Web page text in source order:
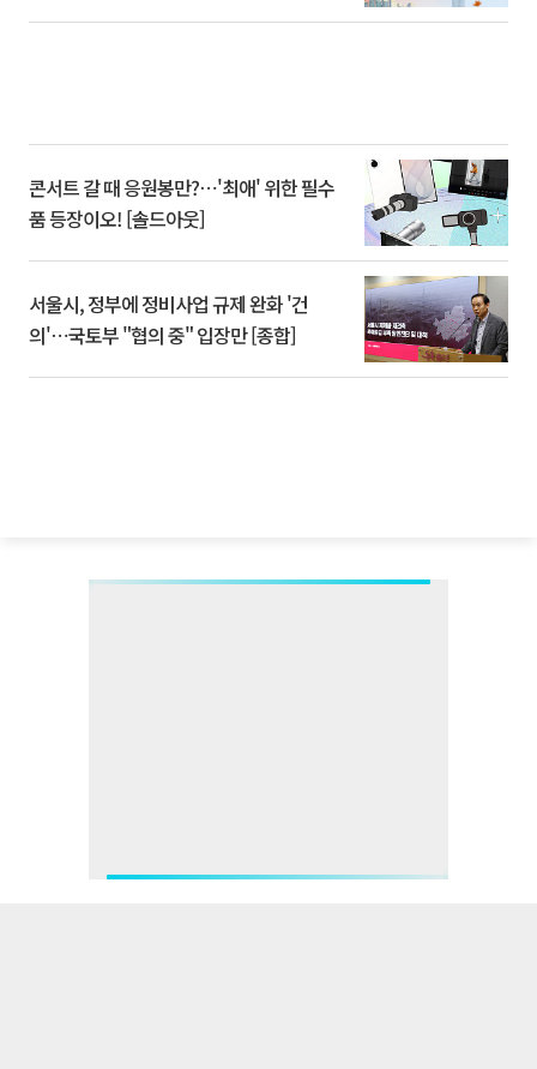
콘서트 갈 때 응원봉만?⋯'최애' 위한 필수
품 등장이오! [솔드아웃]
서울시, 정부에 정비사업 규제 완화 '건
의'⋯국토부 "협의 중" 입장만 [종합]